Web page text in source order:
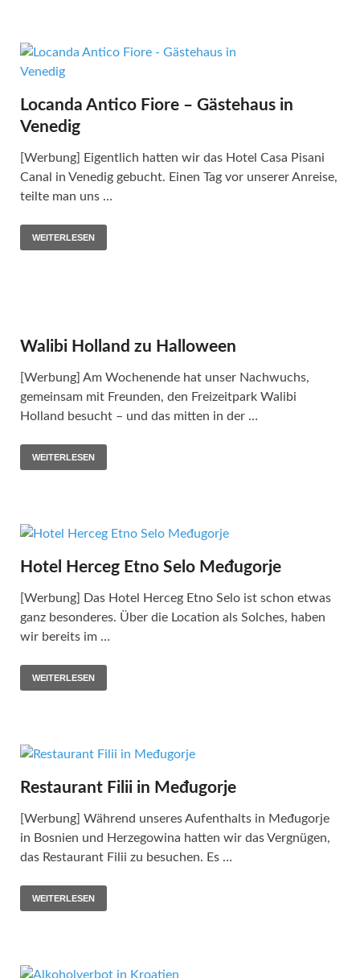
Locanda Antico Fiore – Gästehaus in
Venedig
[Werbung] Eigentlich hatten wir das Hotel Casa Pisani
Canal in Venedig gebucht. Einen Tag vor unserer Anreise,
teilte man uns …
WEITERLESEN
Walibi Holland zu Halloween
[Werbung] Am Wochenende hat unser Nachwuchs,
gemeinsam mit Freunden, den Freizeitpark Walibi
Holland besucht – und das mitten in der …
WEITERLESEN
Hotel Herceg Etno Selo Međugorje
[Werbung] Das Hotel Herceg Etno Selo ist schon etwas
ganz besonderes. Über die Location als Solches, haben
wir bereits im …
WEITERLESEN
Restaurant Filii in Međugorje
[Werbung] Während unseres Aufenthalts in Međugorje
in Bosnien und Herzegowina hatten wir das Vergnügen,
das Restaurant Filii zu besuchen. Es …
WEITERLESEN